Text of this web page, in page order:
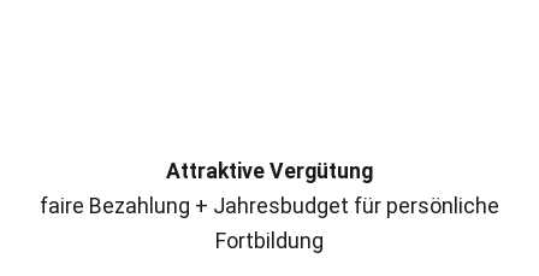
Attraktive Vergütung
faire Bezahlung + Jahresbudget für persönliche
Fortbildung